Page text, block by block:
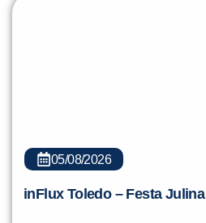
05/08/2026
inFlux Toledo – Festa Julina